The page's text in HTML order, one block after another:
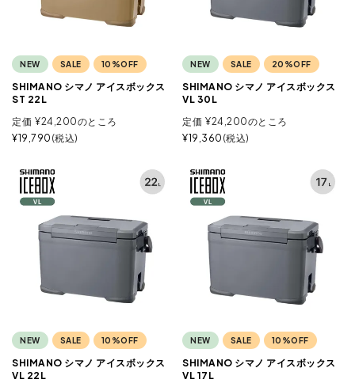
NEW SALE 10%OFF
SHIMANO シマノ アイスボックス
ST 22L
定価 ¥24,200のところ
¥19,790 税込
NEW SALE 20%OFF
SHIMANO シマノ アイスボックス
VL 30L
定価 ¥24,200のところ
¥19,360 税込
NEW SALE 10%OFF
SHIMANO シマノ アイスボックス
VL 22L
NEW SALE 10%OFF
SHIMANO シマノ アイスボックス
VL 17L